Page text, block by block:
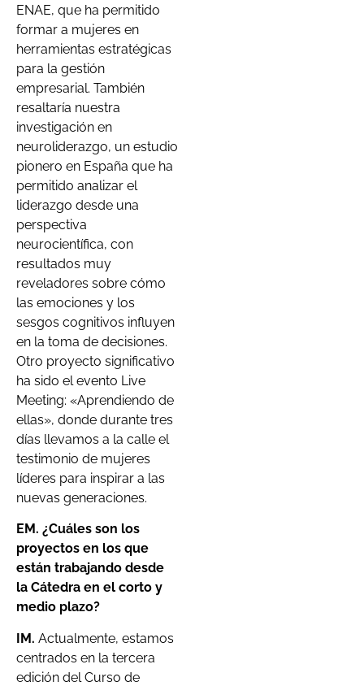
ENAE, que ha permitido
formar a mujeres en
herramientas estratégicas
para la gestión
empresarial. También
resaltaría nuestra
investigación en
neuroliderazgo, un estudio
pionero en España que ha
permitido analizar el
liderazgo desde una
perspectiva
neurocientífica, con
resultados muy
reveladores sobre cómo
las emociones y los
sesgos cognitivos influyen
en la toma de decisiones.
Otro proyecto significativo
ha sido el evento Live
Meeting: «Aprendiendo de
ellas», donde durante tres
días llevamos a la calle el
testimonio de mujeres
líderes para inspirar a las
nuevas generaciones.
EM. ¿Cuáles son los
proyectos en los que
están trabajando desde
la Cátedra en el corto y
medio plazo?
IM. Actualmente, estamos
centrados en la tercera
edición del Curso de